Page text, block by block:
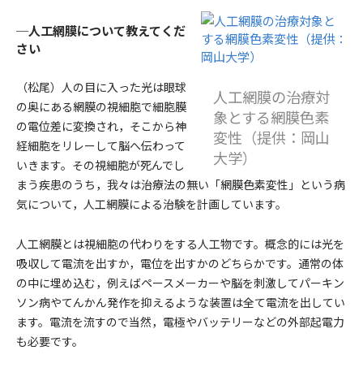
人工網膜の治療対
象とする網膜色素
変性（提供：岡山
大学）
─人工網膜について教えてくだ
さい
（松尾） 人の目に入った光は眼球
の奥にある網膜の視細胞で細胞膜
の電位差に変換され，そこから神
経細胞をリレーして脳へ伝わって
いきます。その視細胞が死んでし
まう疾患のうち，我々は治療法の無い「網膜色素変性」という病
気について，人工網膜による治験を計画しています。
人工網膜とは視細胞の代わりをする人工物です。概念的には光を
吸収して電流を出すか，電位を出すかのどちらかです。通常の体
の中に埋め込む，例えばペースメーカーや脳を刺激してパーキン
ソン病やてんかん発作を抑えるような装置は全て電流を出してい
ます。電流を流すので当然，電極やバッテリーなどの外部起電力
も必要です。